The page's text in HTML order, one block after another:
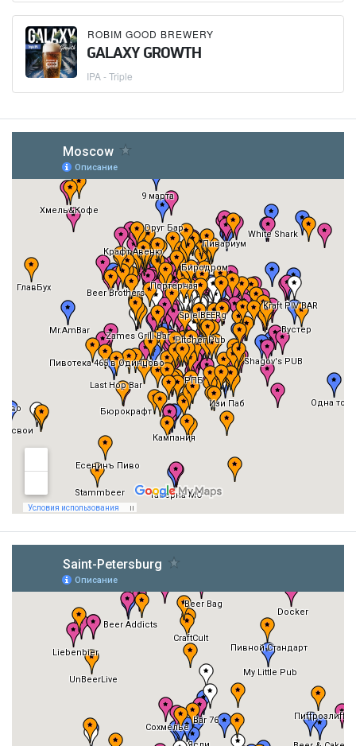
ROBIM GOOD BREWERY
GALAXY GROWTH
IPA - Triple